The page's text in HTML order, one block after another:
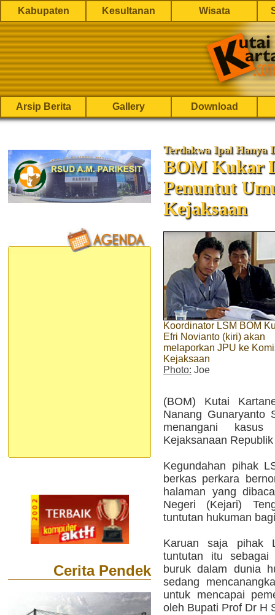
Kabupaten Kesultanan Wisata
Arsip Berita Gallery Download
Cerita Pendek
Terdakwa Ipal Hanya
BOM Kukar
Penuntut
Kejaksaan
Koordinator LSM BOM
Efri Novianto (kiri) akan
melaporkan JPU ke
Kejaksaan
Photo: Joe
(BOM) Kutai
Nanang Gunaryanto
menangani
Kejaksanaan
Kegundahan pihak
berkas perkara
halaman yang
Negeri (Kejari)
tuntutan hukuman
Karuan saja pihak
tuntutan itu sebagai
buruk dalam dunia
sedang
untuk mencapai
oleh Bupati Prof Dr H